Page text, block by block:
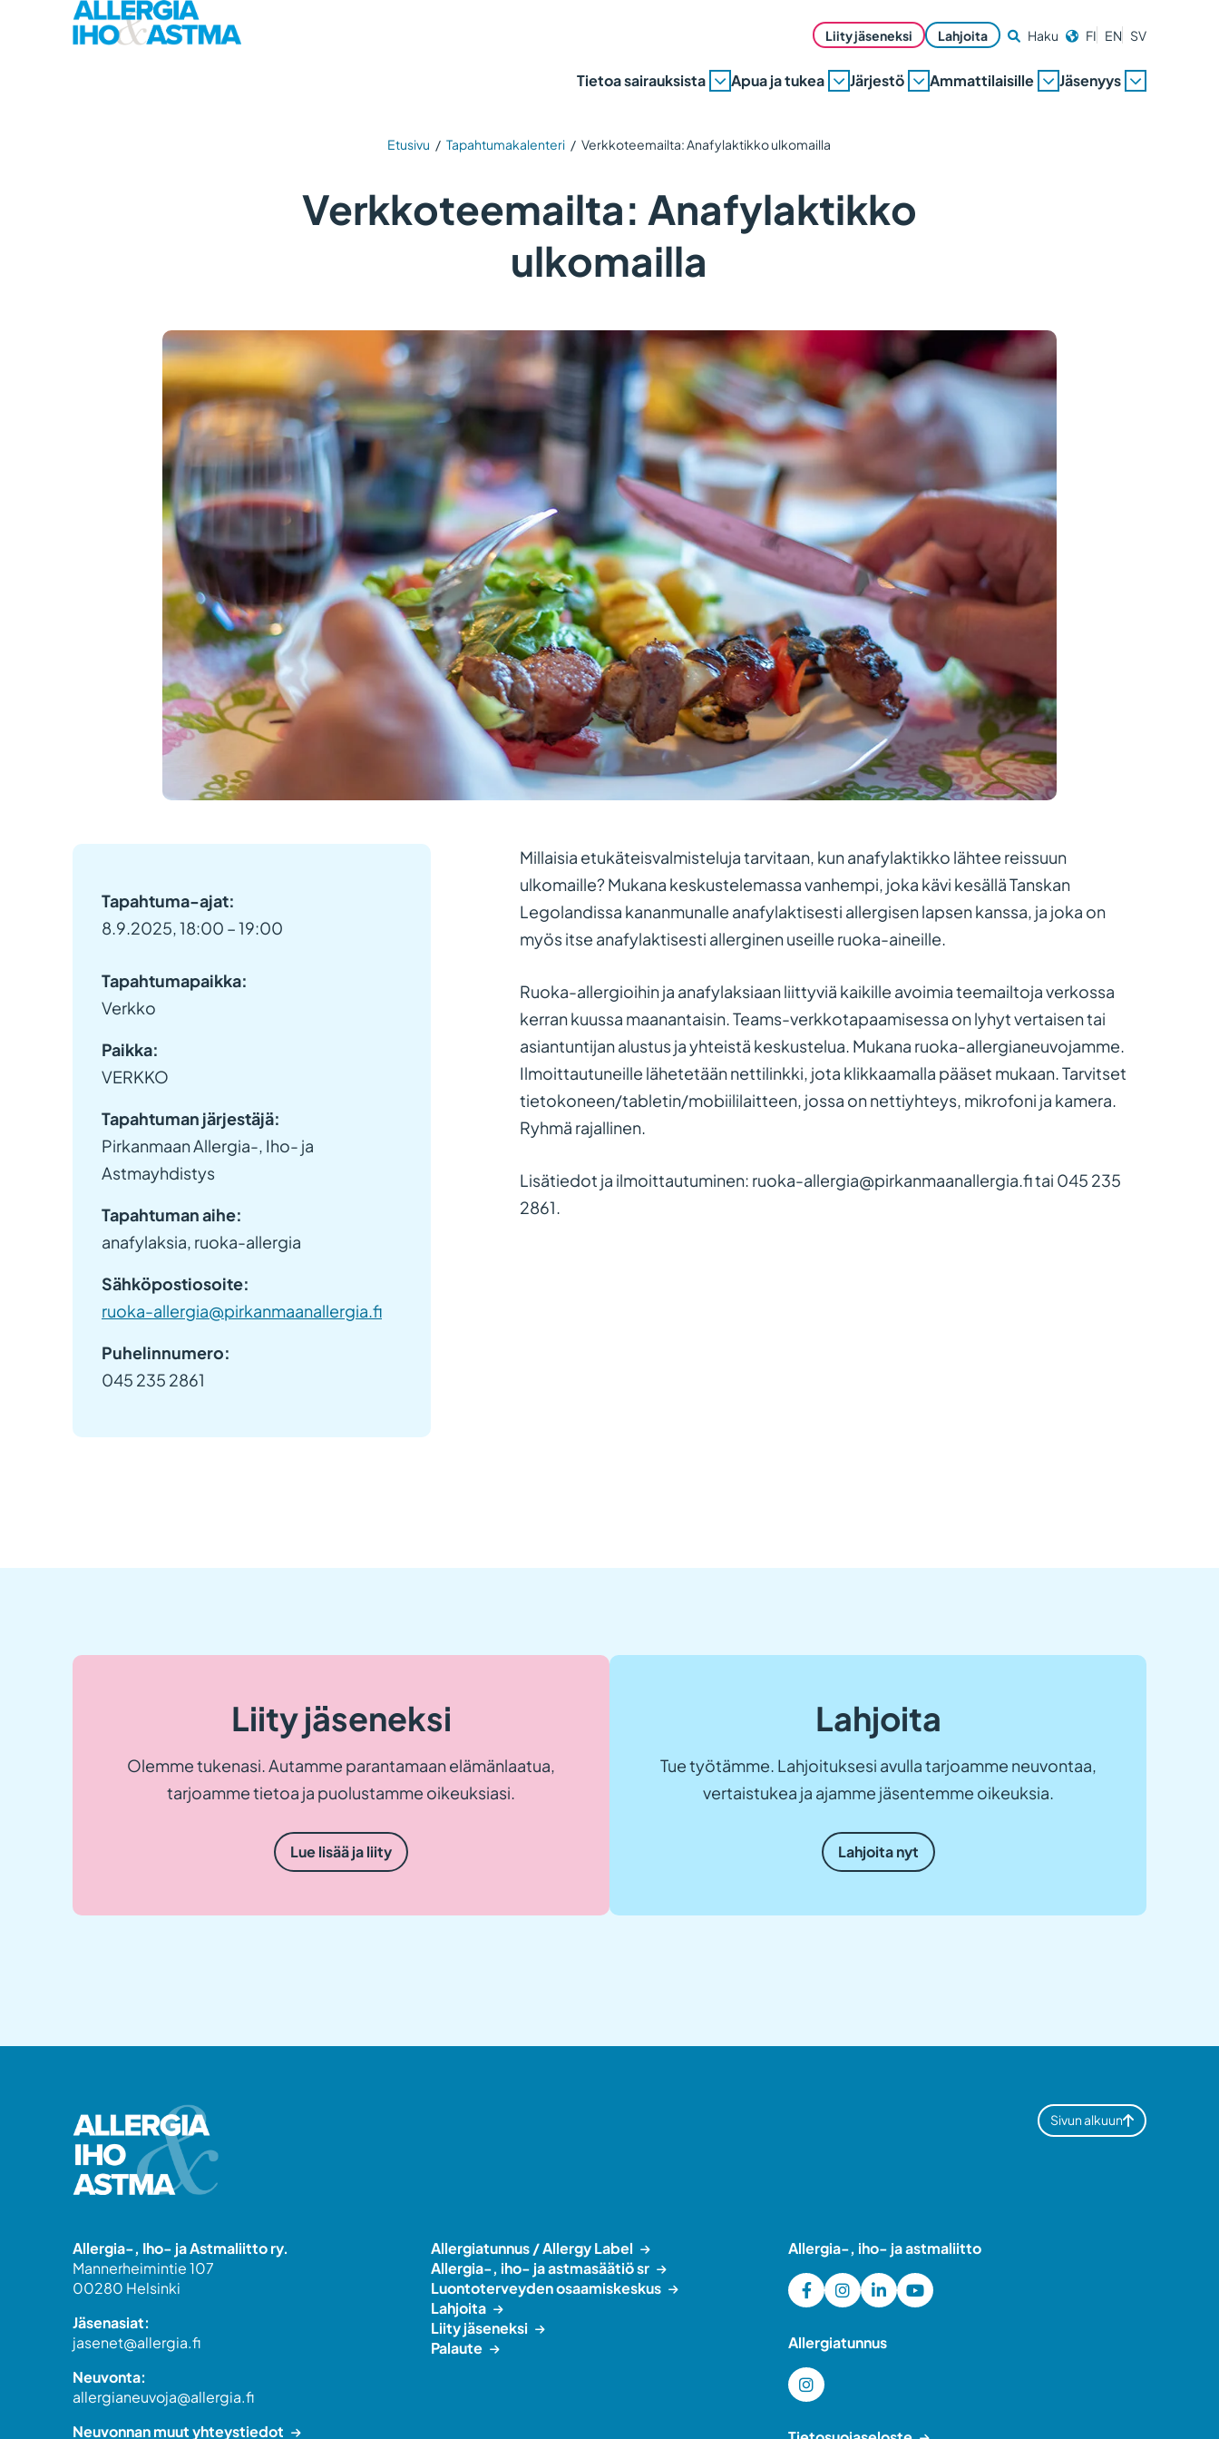
Liity jäseneksi Lahjoita Haku FI EN SV
Tietoa sairauksista Apua ja tukea Järjestö Ammattilaisille Jäsenyys
Etusivu / Tapahtumakalenteri / Verkkoteemailta: Anafylaktikko ulkomailla
Verkkoteemailta: Anafylaktikko
ulkomailla
Tapahtuma-ajat:
8.9.2025, 18:00 – 19:00
Tapahtumapaikka:
Verkko
Paikka:
VERKKO
Tapahtuman järjestäjä:
Pirkanmaan Allergia-, Iho- ja
Astmayhdistys
Tapahtuman aihe:
anafylaksia, ruoka-allergia
Sähköpostiosoite:
ruoka-allergia@pirkanmaanallergia.fi
Puhelinnumero:
045 235 2861
Millaisia etukäteisvalmisteluja tarvitaan, kun anafylaktikko lähtee reissuun
ulkomaille? Mukana keskustelemassa vanhempi, joka kävi kesällä Tanskan
Legolandissa kananmunalle anafylaktisesti allergisen lapsen kanssa, ja joka on
myös itse anafylaktisesti allerginen useille ruoka-aineille.
Ruoka-allergioihin ja anafylaksiaan liittyviä kaikille avoimia teemailtoja verkossa
kerran kuussa maanantaisin. Teams-verkkotapaamisessa on lyhyt vertaisen tai
asiantuntijan alustus ja yhteistä keskustelua. Mukana ruoka-allergianeuvojamme.
Ilmoittautuneille lähetetään nettilinkki, jota klikkaamalla pääset mukaan. Tarvitset
tietokoneen/tabletin/mobiililaitteen, jossa on nettiyhteys, mikrofoni ja kamera.
Ryhmä rajallinen.
Lisätiedot ja ilmoittautuminen: ruoka-allergia@pirkanmaanallergia.fi tai 045 235
2861.
Liity jäseneksi
Olemme tukenasi. Autamme parantamaan elämänlaatua,
tarjoamme tietoa ja puolustamme oikeuksiasi.
Lue lisää ja liity
Lahjoita
Tue työtämme. Lahjoituksesi avulla tarjoamme neuvontaa,
vertaistukea ja ajamme jäsentemme oikeuksia.
Lahjoita nyt
Sivun alkuun
Allergia-, Iho- ja Astmaliitto ry.
Mannerheimintie 107
00280 Helsinki
Jäsenasiat:
jasenet@allergia.fi
Neuvonta:
allergianeuvoja@allergia.fi
Neuvonnan muut yhteystiedot
Allergiatunnus / Allergy Label
Allergia-, iho- ja astmasäätiö sr
Luontoterveyden osaamiskeskus
Lahjoita
Liity jäseneksi
Palaute
Allergia-, iho- ja astmaliitto
Allergiatunnus